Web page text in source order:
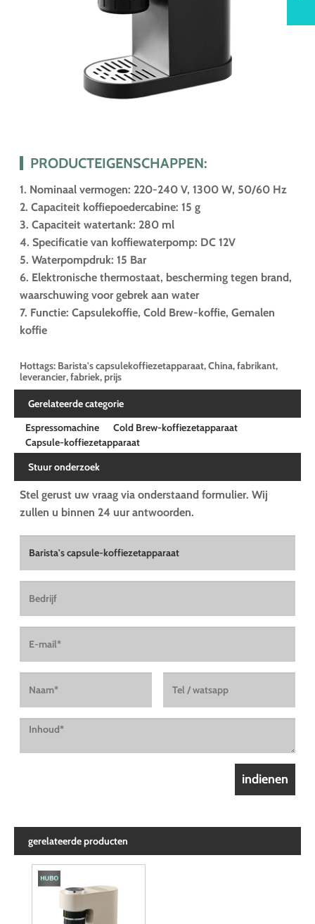
PRODUCTEIGENSCHAPPEN:
1. Nominaal vermogen: 220-240 V, 1300 W, 50/60 Hz
2. Capaciteit koffiepoedercabine: 15 g
3. Capaciteit watertank: 280 ml
4. Specificatie van koffiewaterpomp: DC 12V
5. Waterpompdruk: 15 Bar
6. Elektronische thermostaat, bescherming tegen brand,
waarschuwing voor gebrek aan water
7. Functie: Capsulekoffie, Cold Brew-koffie, Gemalen
koffie
Hottags: Barista's capsulekoffiezetapparaat, China, fabrikant,
leverancier, fabriek, prijs
Gerelateerde categorie
Espressomachine
Cold Brew-koffiezetapparaat
Capsule-koffiezetapparaat
Stuur onderzoek
Stel gerust uw vraag via onderstaand formulier. Wij
zullen u binnen 24 uur antwoorden.
gerelateerde producten